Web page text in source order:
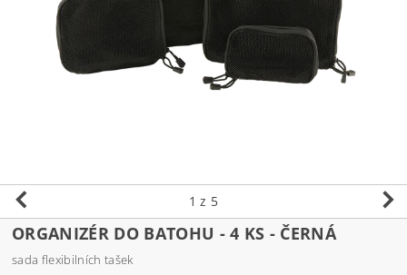
1 z 5
ORGANIZÉR DO BATOHU - 4 KS - ČERNÁ
sada flexibilních tašek